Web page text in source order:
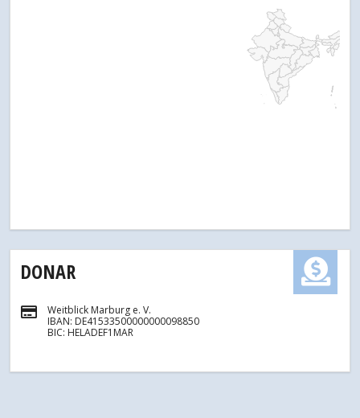
DONAR
Weitblick Marburg e. V.
IBAN: DE41533500000000098850
BIC: HELADEF1MAR